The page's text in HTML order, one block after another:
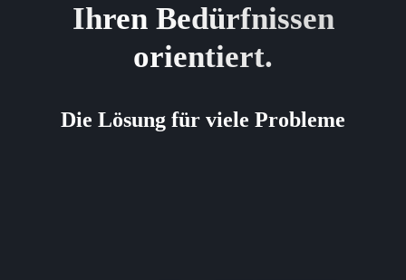
Ihren Bedürfnissen
orientiert.
Die Lösung für viele Probleme